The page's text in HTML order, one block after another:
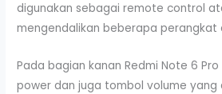
digunakan sebagai remote control
mengendalikan beberapa perangkat
Pada bagian kanan Redmi Note 6
power dan juga tombol volume yang